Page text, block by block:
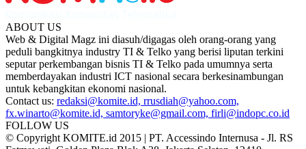
ABOUT US
Web & Digital Magz ini diasuh/digagas oleh orang-orang yang
peduli bangkitnya industry TI & Telko yang berisi liputan terkini
seputar perkembangan bisnis TI & Telko pada umumnya serta
memberdayakan industri ICT nasional secara berkesinambungan
untuk kebangkitan ekonomi nasional.
Contact us: redaksi@komite.id, rrusdiah@yahoo.com,
fx.winarto@komite.id, samtoryke@gmail.com, firli@indopc.co.id
FOLLOW US
© Copyright KOMITE.id 2015 | PT. Accessindo Internusa - Jl. RS